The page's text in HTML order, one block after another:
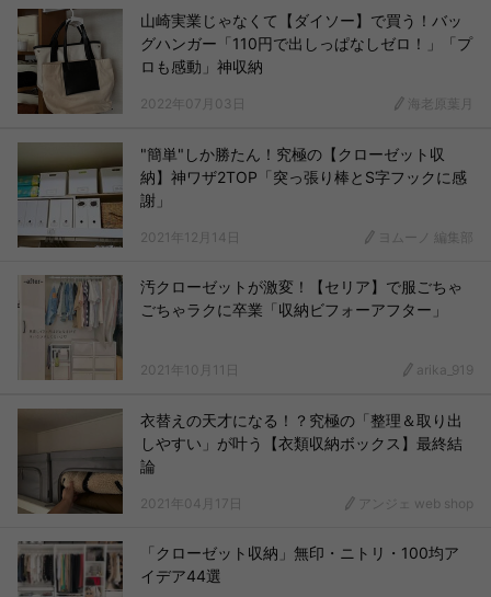
山崎実業じゃなくて【ダイソー】で買う！バッ
グハンガー「110円で出しっぱなしゼロ！」「プ
ロも感動」神収納
2022年07月03日 海老原葉月
"簡単"しか勝たん！究極の【クローゼット収
納】神ワザ2TOP「突っ張り棒とS字フックに感
謝」
2021年12月14日 ヨムーノ 編集部
汚クローゼットが激変！【セリア】で服ごちゃ
ごちゃラクに卒業「収納ビフォーアフター」
2021年10月11日 arika_919
衣替えの天才になる！？究極の「整理＆取り出
しやすい」が叶う【衣類収納ボックス】最終結
論
2021年04月17日 アンジェ web shop
「クローゼット収納」無印・ニトリ・100均ア
イデア44選